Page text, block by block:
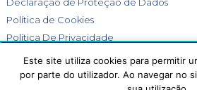
Política de Cookies
Política De Privacidade
Livro de Reclamações
Este site utiliza cookies para permitir
por parte do utilizador. Ao navegar no
Este site utiliza cookies para
Aceitas a utilização de